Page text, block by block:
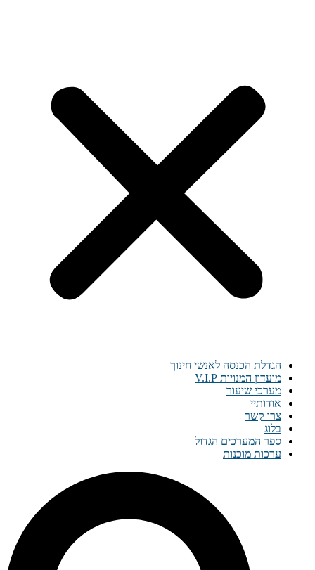
הגדלת הכנסה לאנשי חינוך
מועדון המנויות V.I.P
מערכי שיעור
אודותיי
צרו קשר
בלוג
ספר המערכים הגדול
ערכות מוכנות